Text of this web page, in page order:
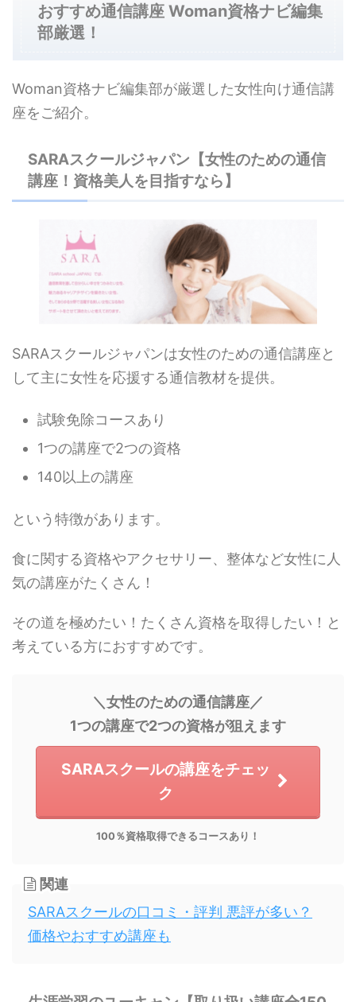
おすすめ通信講座 Woman資格ナビ編集
部厳選！
Woman資格ナビ編集部が厳選した女性向け通信講
座をご紹介。
SARAスクールジャパン【女性のための通信
講座！資格美人を目指すなら】
SARAスクールジャパンは女性のための通信講座と
して主に女性を応援する通信教材を提供。
試験免除コースあり
1つの講座で2つの資格
140以上の講座
という特徴があります。
食に関する資格やアクセサリー、整体など女性に人
気の講座がたくさん！
その道を極めたい！たくさん資格を取得したい！と
考えている方におすすめです。
＼女性のための通信講座／
1つの講座で2つの資格が狙えます
SARAスクールの講座をチェッ
ク
100％資格取得できるコースあり！
関連
SARAスクールの口コミ・評判 悪評が多い？
価格やおすすめ講座も